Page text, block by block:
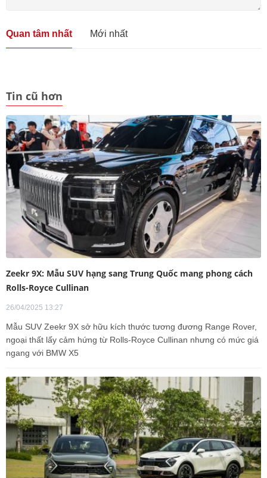
Quan tâm nhất Mới nhất
Tin cũ hơn
Zeekr 9X: Mẫu SUV hạng sang Trung Quốc mang phong cách
Rolls-Royce Cullinan
26/04/2025 13:27
Mẫu SUV Zeekr 9X sở hữu kích thước tương đương Range Rover,
ngoại thất lấy cảm hứng từ Rolls-Royce Cullinan nhưng có mức giá
ngang với BMW X5